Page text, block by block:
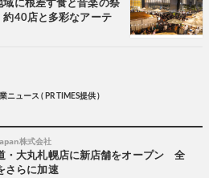
域に根差す食と音楽の祭
約40店と多彩なアーテ
ニュース ( PR TIMES提供 )
株式会社
・大丸札幌店に新店舗をオープン 全
さらに加速